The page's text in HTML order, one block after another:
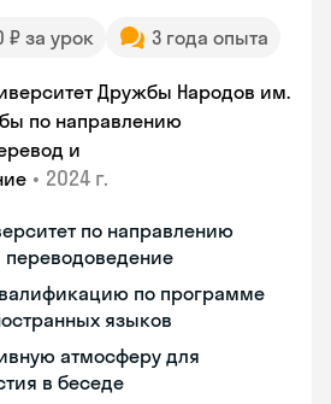
₽ за урок 3 года опыта
Дружбы Народов им.
по направлению
и
• 2024 г.
по направлению
переводоведение
по программе
языков
атмосферу для
в беседе